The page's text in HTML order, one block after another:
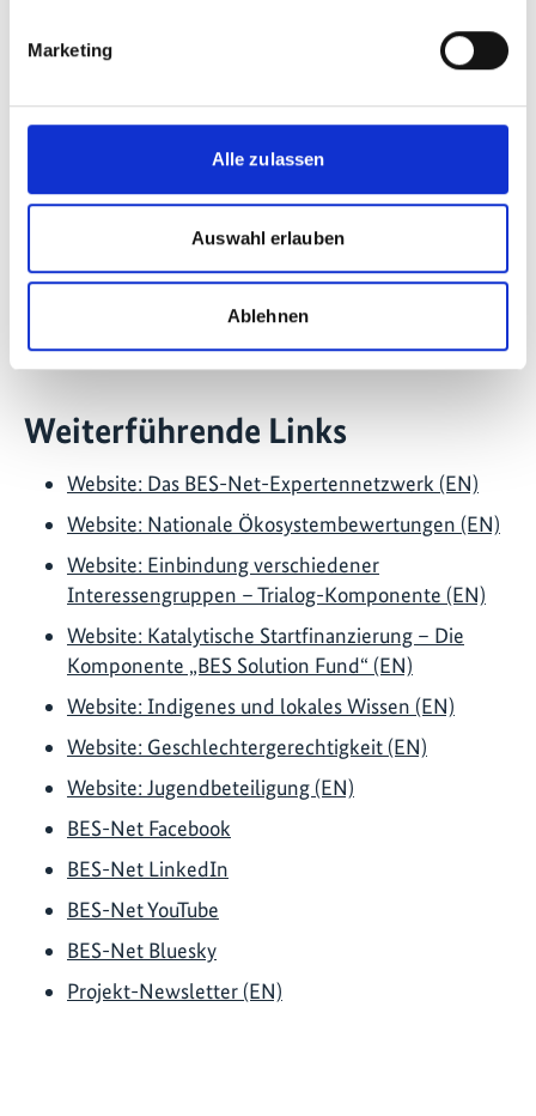
Marketing
Alle zulassen
Auswahl erlauben
Ablehnen
Biodiversitätsinformationen, veröffentlicht
verbreitet Informationen über freie Stellen und
Online-Bibliothek mit über 4.600
Wissensressourcen (www.besnet.world).
08/2026
Weiterführende Links
Website: Das BES-Net-Expertennetzwerk (EN)
Website: Nationale Ökosystembewertungen (EN)
Website: Einbindung verschiedener
Interessengruppen – Trialog-Komponente (EN)
Website: Katalytische Startfinanzierung – Die
Komponente „BES Solution Fund“ (EN)
Website: Indigenes und lokales Wissen (EN)
Website: Geschlechtergerechtigkeit (EN)
Website: Jugendbeteiligung (EN)
BES-Net Facebook
BES-Net LinkedIn
BES-Net YouTube
BES-Net Bluesky
Projekt-Newsletter (EN)